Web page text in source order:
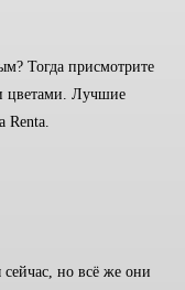
Тогда присмотрите
цветами. Лучшие
Renta.
но всё же они